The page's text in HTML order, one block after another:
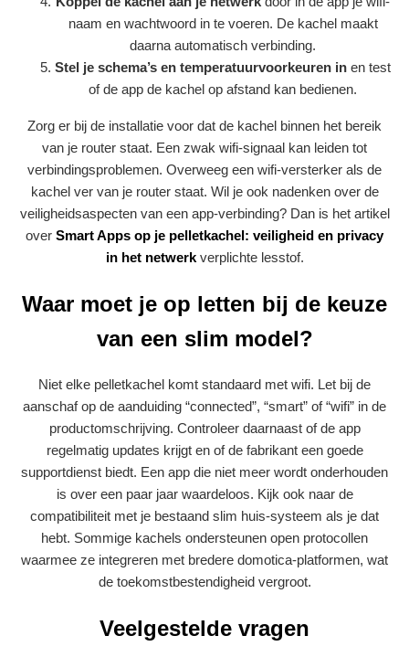
naam en wachtwoord in te voeren. De kachel maakt
daarna automatisch verbinding.
Stel je schema’s en temperatuurvoorkeuren in en test
of de app de kachel op afstand kan bedienen.
Zorg er bij de installatie voor dat de kachel binnen het bereik
van je router staat. Een zwak wifi-signaal kan leiden tot
verbindingsproblemen. Overweeg een wifi-versterker als de
kachel ver van je router staat. Wil je ook nadenken over de
veiligheidsaspecten van een app-verbinding? Dan is het artikel
over Smart Apps op je pelletkachel: veiligheid en privacy
in het netwerkverplichte lesstof.
Waar moet je op letten bij de keuze
van een slim model?
Niet elke pelletkachel komt standaard met wifi. Let bij de
aanschaf op de aanduiding “connected”, “smart” of “wifi” in de
productomschrijving. Controleer daarnaast of de app
regelmatig updates krijgt en of de fabrikant een goede
supportdienst biedt. Een app die niet meer wordt onderhouden
is over een paar jaar waardeloos. Kijk ook naar de
compatibiliteit met je bestaand slim huis-systeem als je dat
hebt. Sommige kachels ondersteunen open protocollen
waarmee ze integreren met bredere domotica-platformen, wat
de toekomstbestendigheid vergroot.
Veelgestelde vragen